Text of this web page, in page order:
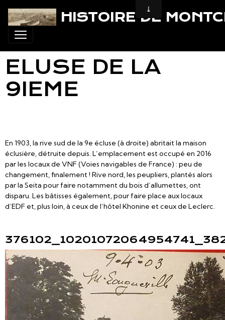
HISTOIRE DE
ELUSE DE LA
9IEME
En 1903, la rive sud de la 9e écluse (à droite) abritait la maison
éclusière, détruite depuis. L’emplacement est occupé en 2016
par les locaux de VNF (Voies navigables de France) : peu de
changement, finalement ! Rive nord, les peupliers, plantés alors
par la Seita pour faire notamment du bois d’allumettes, ont
disparu. Les bâtisses également, pour faire place aux locaux
d’EDF et, plus loin, à ceux de l’hôtel Khonine et ceux de Leclerc.